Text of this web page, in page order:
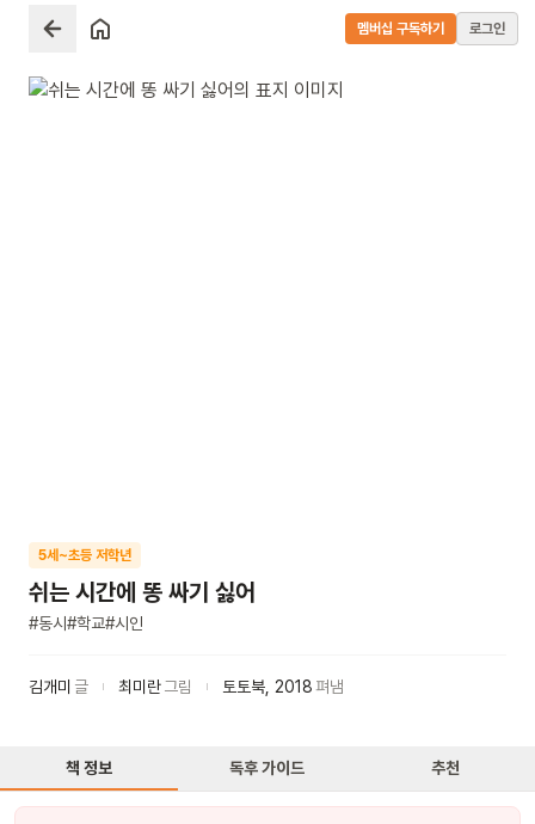
멤버십 구독하기 로그인
5세~초등 저학년
쉬는 시간에 똥 싸기 싫어
#동시#학교#시인
김개미 글 최미란그림 토토북 2018펴냄
책 정보 독후 가이드 추천